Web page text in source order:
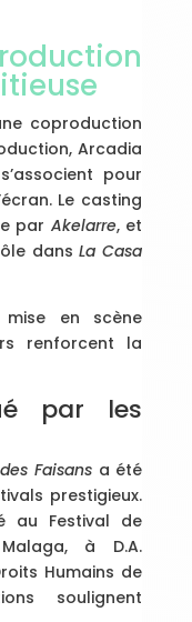
coproduction
Arcadia
pour
Le casting
par Akelarre, et
dansLa Casa
en scène
renforcent la
par les
des Faisansa été
prestigieux.
au Festival de
à D.A.
Humains de
soulignent